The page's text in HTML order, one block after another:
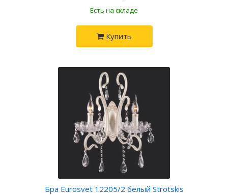
Есть на складе
Купить
Бра Eurosvet 12205/2 белый Strotskis